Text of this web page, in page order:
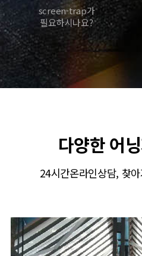
screen-trap가
필요하시나요?
다양한 어
24시간온라인상담, 찾